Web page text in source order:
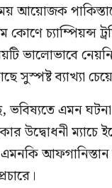
আয়োজক
কোণে
ভালোভাবে
সুস্পষ্ট ব্যাখ্যা
ভবিষ্যতে এমন
উদ্বোধনী ম্যাচে
এমনকি